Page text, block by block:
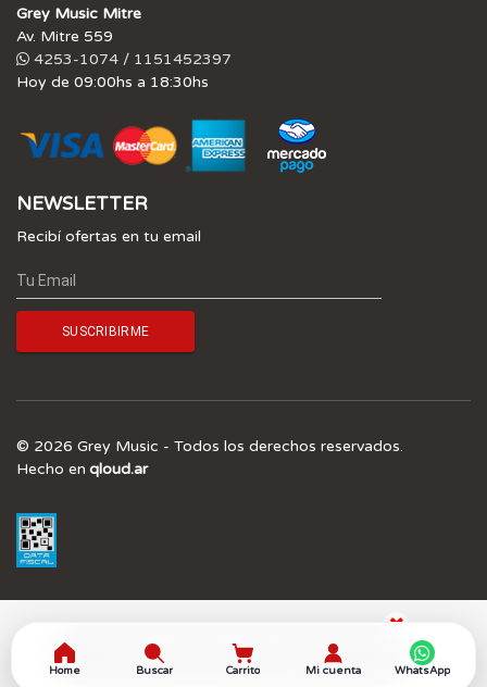
Grey Music Mitre
Av. Mitre 559
4253-1074 / 1151452397
Hoy de 09:00hs a 18:30hs
NEWSLETTER
Recibí ofertas en tu email
© 2026 Grey Music - Todos los derechos reservados.
Hecho en qloud.ar
Home Buscar Carrito Mi cuenta
¡SUSCRIBITE A NUESTRO NEWSLETTER Y
OBTENÉ UN 5.0% OFF!